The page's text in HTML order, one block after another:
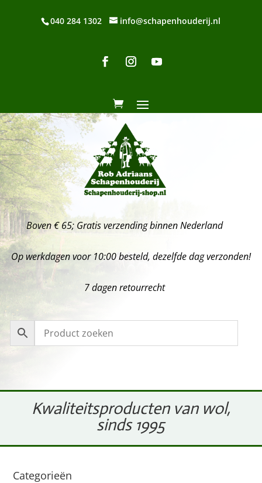
040 284 1302 info@schapenhouderij.nl
Boven € 65; Gratis verzending binnen Nederland
Op werkdagen voor 10:00 besteld, dezelfde dag verzonden!
7 dagen retourrecht
Kwaliteitsproducten van wol,
sinds 1995
Categorieën